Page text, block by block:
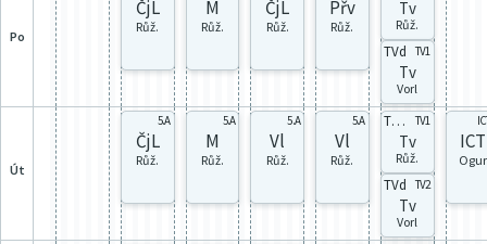
po
ČjL
Růž.
M
Růž.
ČjL
Růž.
Přv
Růž.
Tv
Růž.
TVd TV1
Tv
Vorl
út
5.A
ČjL
Růž.
5.A
M
Růž.
5.A
Vl
Růž.
5.A
Vl
Růž.
TVch TV1
Tv
Růž.
TVd TV2
Tv
Vorl
ICT
Ogur